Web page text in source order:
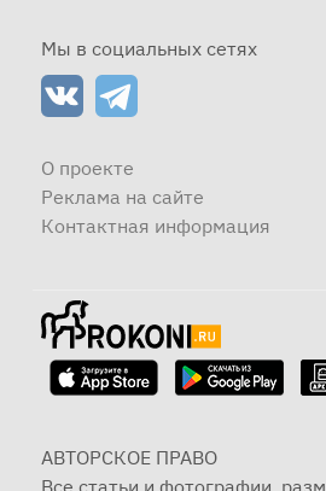
Мы в социальных сетях
О проекте
Реклама на сайте
Контактная информация
АВТОРСКОЕ ПРАВО